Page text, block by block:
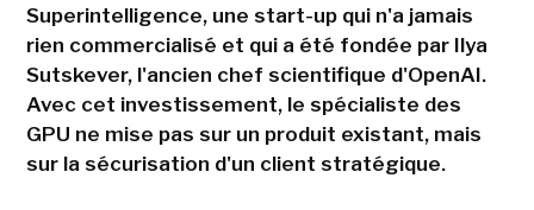
Superintelligence, une start-up qui n'a jamais
rien commercialisé et qui a été fondée par Ilya
Sutskever, l'ancien chef scientifique d'OpenAI.
Avec cet investissement, le spécialiste des
GPU ne mise pas sur un produit existant, mais
sur la sécurisation d'un client stratégique.